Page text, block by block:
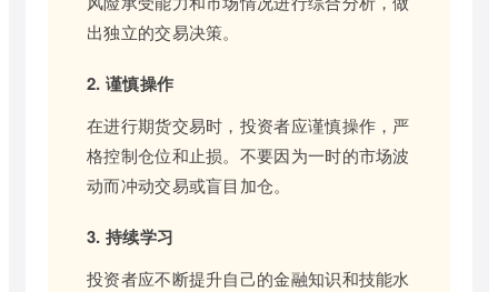
出独立的交易决策。
2. 谨慎操作
在进行期货交易时，投资者应谨慎操作，严
格控制仓位和止损。不要因为一时的市场波
动而冲动交易或盲目加仓。
3. 持续学习
投资者应不断提升自己的金融知识和技能水